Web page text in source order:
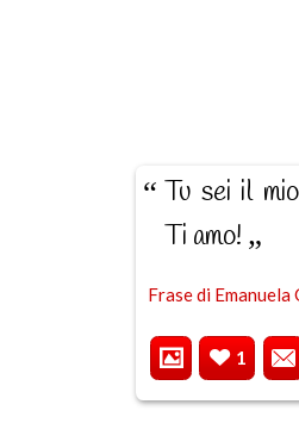
Tu sei il mio
Ti amo!
Frase di Emanuela
1